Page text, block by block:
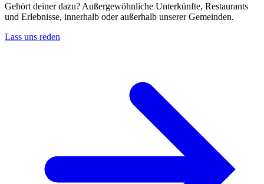
Gehört deiner dazu? Außergewöhnliche Unterkünfte, Restaurants
und Erlebnisse, innerhalb oder außerhalb unserer Gemeinden.
Lass uns reden